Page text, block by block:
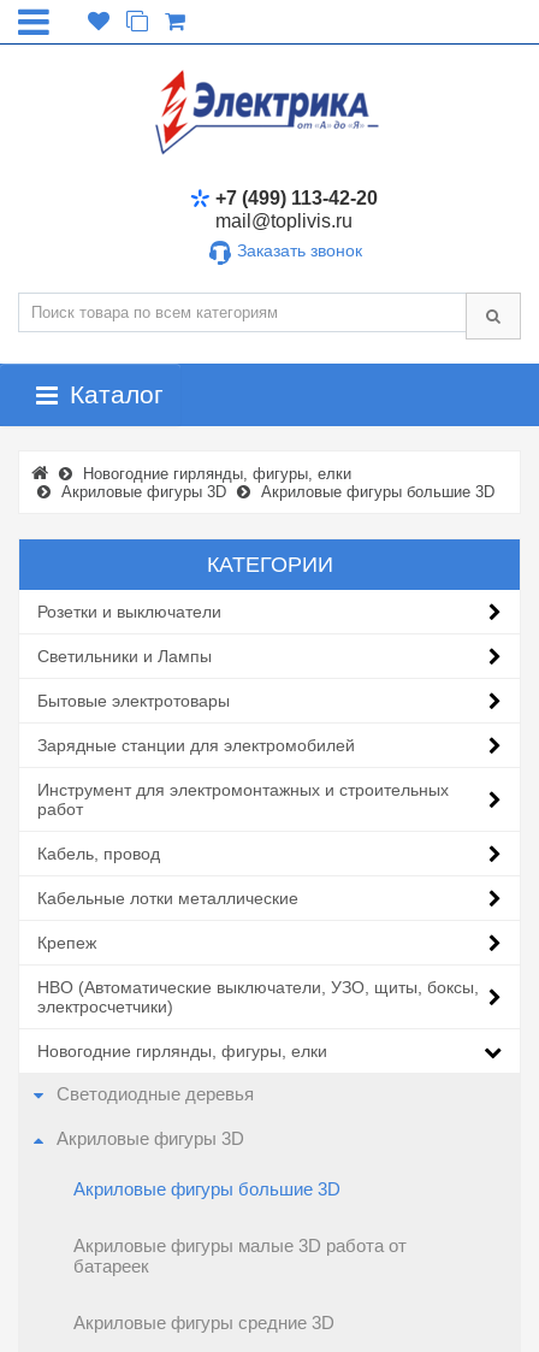
+7 (499) 113-42-20
mail@toplivis.ru
Заказать звонок
Каталог
Новогодние гирлянды, фигуры, елки
Акриловые фигуры 3D
Акриловые фигуры большие 3D
КАТЕГОРИИ
Розетки и выключатели
Светильники и Лампы
Бытовые электротовары
Зарядные станции для электромобилей
Инструмент для электромонтажных и строительных
работ
Кабель, провод
Кабельные лотки металлические
Крепеж
НВО (Автоматические выключатели, УЗО, щиты, боксы,
электросчетчики)
Новогодние гирлянды, фигуры, елки
Cветодиодные деревья
Акриловые фигуры 3D
Акриловые фигуры большие 3D
Акриловые фигуры малые 3D работа от
батареек
Акриловые фигуры средние 3D